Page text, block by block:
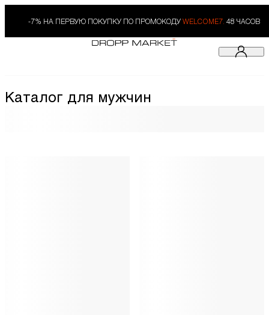
-7% НА ПЕРВУЮ ПОКУПКУ ПО ПРОМОКОДУ WELCOME7. 48 ЧАСОВ
Каталог для мужчин